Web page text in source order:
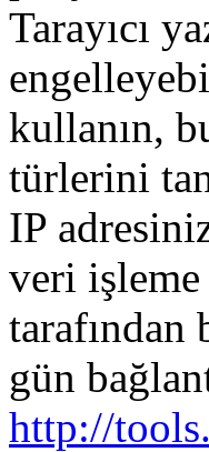
Tarayıcı
kullanın,
türlerini
IP
veri işleme
tarafından
gün
http://